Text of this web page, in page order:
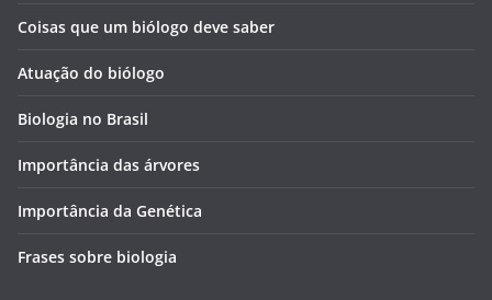
Coisas que um biólogo deve saber
Atuação do biólogo
Biologia no Brasil
Importância das árvores
Importância da Genética
Frases sobre biologia